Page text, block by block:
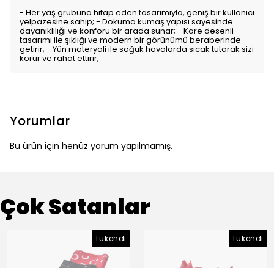
- Her yaş grubuna hitap eden tasarımıyla, geniş bir kullanıcı
yelpazesine sahip; - Dokuma kumaş yapısı sayesinde
dayanıklılığı ve konforu bir arada sunar; - Kare desenli
tasarımı ile şıklığı ve modern bir görünümü beraberinde
getirir; - Yün materyali ile soğuk havalarda sıcak tutarak sizi
korur ve rahat ettirir;
Yorumlar
Bu ürün için henüz yorum yapılmamış.
Çok Satanlar
Tükendi Tükendi